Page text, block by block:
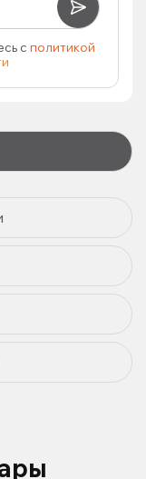
с политикой